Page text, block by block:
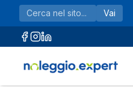
Vai al contenuto principale
Vai